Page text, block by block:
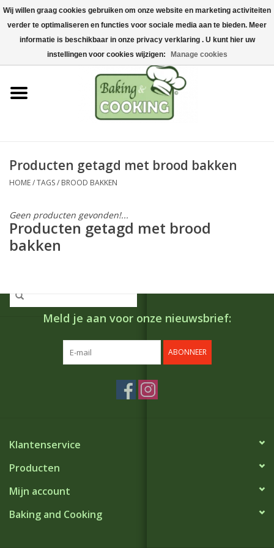
Home
Bak-& kookgerei
Machines & onderdelen
Chocolade & ijsbereiding
Hygiëne & opslag
Grondstoffen & Presentatie
Producten getagd met brood bakken
HOME/TAGS/ BROOD BAKKEN
Geen producten gevonden!...
Producten getagd met brood
bakken
Meld je aan voor onze nieuwsbrief:
ABONNEER
Klantenservice
Producten
Mijn account
Baking and Cooking
Wij willen graag cookies gebruiken om onze website en marketing activiteiten
verder te optimaliseren en functies voor sociale media aan te bieden. Meer
informatie is beschikbaar in onze privacy verklaring . U kunt hier uw
instellingen voor cookies wijzigen:
Manage cookies